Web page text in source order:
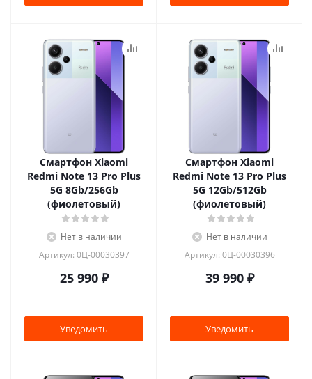
Смартфон Xiaomi
Redmi Note 13 Pro Plus
5G 8Gb/256Gb
(фиолетовый)
Нет в наличии
Артикул: 0Ц-00030397
25 990₽
Уведомить
Смартфон Xiaomi
Redmi Note 13 Pro Plus
5G 12Gb/512Gb
(фиолетовый)
Нет в наличии
Артикул: 0Ц-00030396
39 990₽
Уведомить